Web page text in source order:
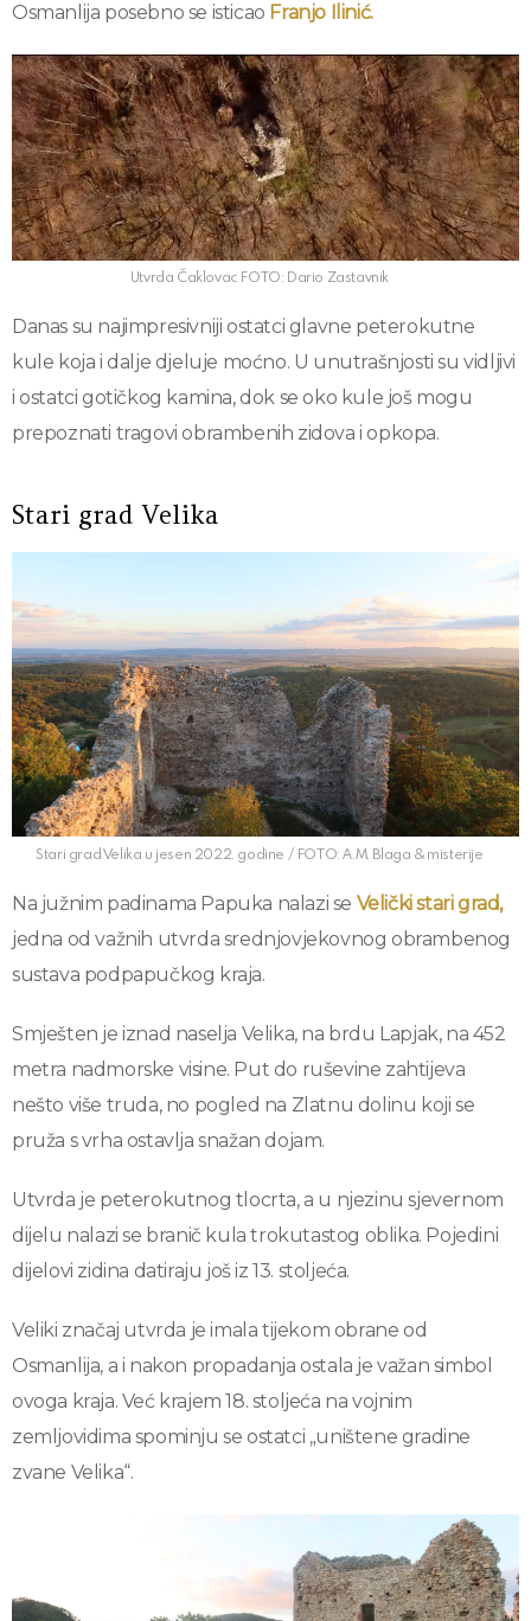
Osmanlija posebno se isticao Franjo Ilinić.
Utvrda Čaklovac FOTO: Dario Zastavnik
Danas su najimpresivniji ostatci glavne peterokutne
kule koja i dalje djeluje moćno. U unutrašnjosti su vidljivi
i ostatci gotičkog kamina, dok se oko kule još mogu
prepoznati tragovi obrambenih zidova i opkopa.
Stari grad Velika
Stari grad Velika u jesen 2022. godine / FOTO: A.M. Blaga & misterije
Na južnim padinama Papuka nalazi se Velički stari grad,
jedna od važnih utvrda srednjovjekovnog obrambenog
sustava podpapučkog kraja.
Smješten je iznad naselja Velika, na brdu Lapjak, na 452
metra nadmorske visine. Put do ruševine zahtijeva
nešto više truda, no pogled na Zlatnu dolinu koji se
pruža s vrha ostavlja snažan dojam.
Utvrda je peterokutnog tlocrta, a u njezinu sjevernom
dijelu nalazi se branič kula trokutastog oblika. Pojedini
dijelovi zidina datiraju još iz 13. stoljeća.
Veliki značaj utvrda je imala tijekom obrane od
Osmanlija, a i nakon propadanja ostala je važan simbol
ovoga kraja. Već krajem 18. stoljeća na vojnim
zemljovidima spominju se ostatci „uništene gradine
zvane Velika“.